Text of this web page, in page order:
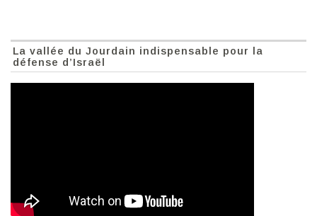
La vallée du Jourdain indispensable pour la
défense d’Israël